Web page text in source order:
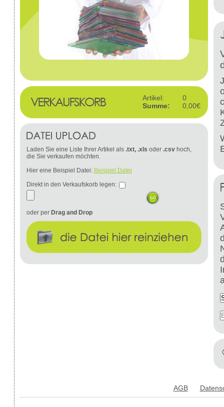
Artikel:
0
Summe:
0,00€
Laden Sie eine Liste Ihrer Artikel als .txt, .xls oder .csv hoch,
die Sie verkaufen möchten.
Hier eine Beispiel Datei: Beispiel Datei
Direkt in den Verkaufskorb legen:
oder per Drag and Drop
AGB